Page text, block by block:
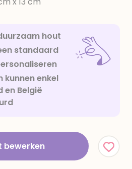
hout
standaard
kunnen enkel
en België
bewerken